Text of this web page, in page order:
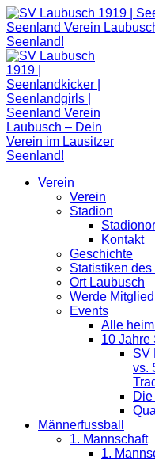
Zum
Inhalt
springen
Verein
Verein
Stadion
Kontakt
Geschichte
Statistiken
Ort Laubusch
Werde
Events
Alle
10 Jahre
SV
vs.
Männerfussball
1. Mannschaft
1.